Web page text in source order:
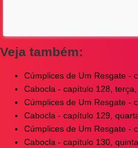
Veja também:
Cúmplices de Um Resgate -
Cabocla - capítulo 128,
Cúmplices de Um Resgate -
Cabocla - capítulo 129,
Cúmplices de Um Resgate -
Cabocla - capítulo 130,